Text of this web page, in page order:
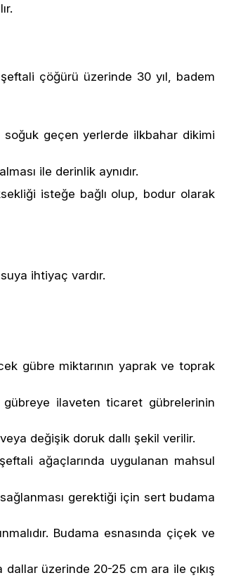
çöğürü üzerinde 30 yıl, badem
soğuk geçen yerlerde ilkbahar dikimi
ile derinlik aynıdır.
isteğe bağlı olup, bodur olarak
ihtiyaç vardır.
gübre miktarının yaprak ve toprak
ilaveten ticaret gübrelerinin
değişik doruk dallı şekil verilir.
ağaçlarında uygulanan mahsul
gerektiği için sert budama
Budama esnasında çiçek ve
üzerinde 20-25 cm ara ile çıkış